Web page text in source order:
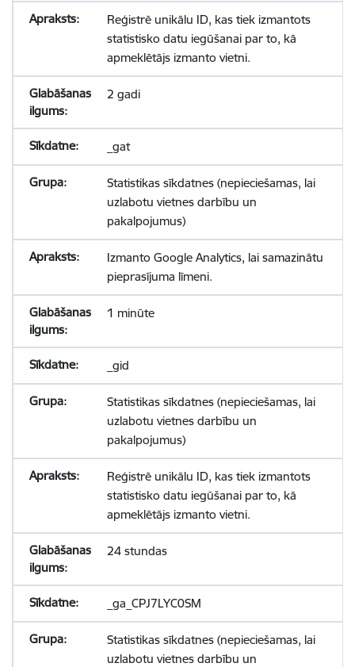
Reģistrē unikālu ID, kas tiek izmantots
statistisko datu iegūšanai par to, kā
apmeklētājs izmanto vietni.
2 gadi
_gat
Statistikas sīkdatnes (nepieciešamas, lai
uzlabotu vietnes darbību un
pakalpojumus)
Izmanto Google Analytics, lai samazinātu
pieprasījuma līmeni.
1 minūte
_gid
Statistikas sīkdatnes (nepieciešamas, lai
uzlabotu vietnes darbību un
pakalpojumus)
Reģistrē unikālu ID, kas tiek izmantots
statistisko datu iegūšanai par to, kā
apmeklētājs izmanto vietni.
24 stundas
_ga_CPJ7LYC0SM
Statistikas sīkdatnes (nepieciešamas, lai
uzlabotu vietnes darbību un